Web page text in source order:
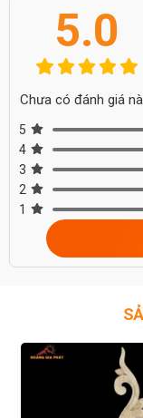
5.0
Chưa có đánh giá
5
4
3
2
1